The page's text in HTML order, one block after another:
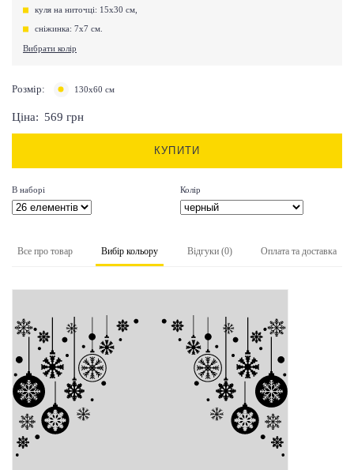
куля на ниточці: 15х30 см,
сніжинка: 7х7 см.
Вибрати колір
Розмір: 130х60 см
Ціна: 569 грн
КУПИТИ
В наборі Колір
Все про товар Вибір кольору Відгуки (0) Оплата та доставка